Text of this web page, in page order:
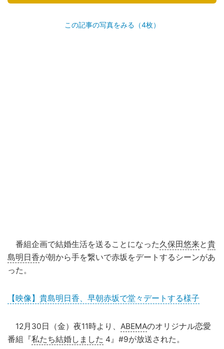
この記事の写真をみる（4枚）
番組企画で結婚生活を送ることになった久保田悠来と貴
島明日香が朝から手を繋いで赤坂をデートするシーンがあ
った。
【映像】貴島明日香、早朝赤坂で堂々デートする様子
12月30日（金）夜11時より、 ABEMAのオリジナル恋愛
番組『私たち結婚しました 4』#9が放送された。